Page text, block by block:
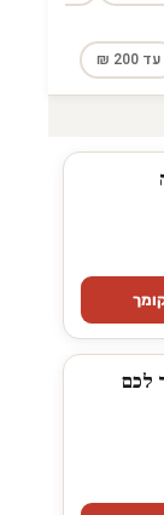
עד 200 ₪
לכם